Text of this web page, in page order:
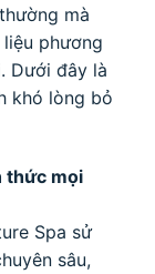
mà
phương
Dưới đây là
khó lòng bỏ
thức mọi
Spa sử
sâu,